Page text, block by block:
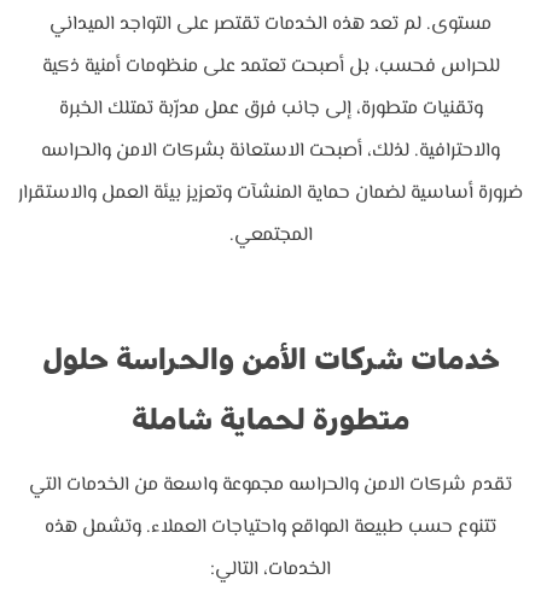
مستوى. لم تعد هذه الخدمات تقتصر على التواجد الميداني
للحراس فحسب، بل أصبحت تعتمد على منظومات أمنية ذكية
وتقنيات متطورة، إلى جانب فرق عمل مدرّبة تمتلك الخبرة
والاحترافية. لذلك، أصبحت الاستعانة بشركات الامن والحراسه
ضرورة أساسية لضمان حماية المنشآت وتعزيز بيئة العمل والاستقرار
المجتمعي.
خدمات شركات الأمن والحراسة حلول
متطورة لحماية شاملة
تقدم شركات الامن والحراسه مجموعة واسعة من الخدمات التي
تتنوع حسب طبيعة المواقع واحتياجات العملاء. وتشمل هذه
الخدمات، التالي: